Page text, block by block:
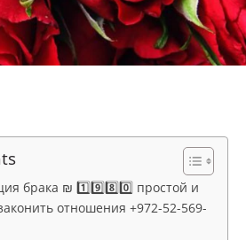
брака ₪ 1️⃣9️⃣8️⃣0️⃣ простой и
отношения +972-52-569-